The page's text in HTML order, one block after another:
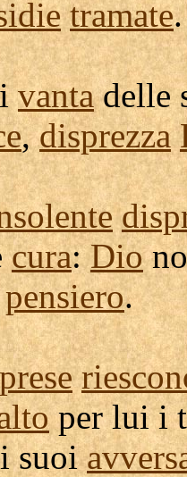
tramate.
vantadelle
,disprezza
cura:Dio
pensiero.
per lui i
suoi